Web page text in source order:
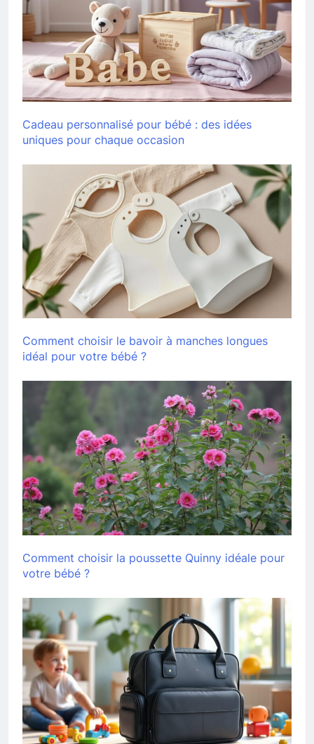
Cadeau personnalisé pour bébé : des idées
uniques pour chaque occasion
Comment choisir le bavoir à manches longues
idéal pour votre bébé ?
Comment choisir la poussette Quinny idéale pour
votre bébé ?